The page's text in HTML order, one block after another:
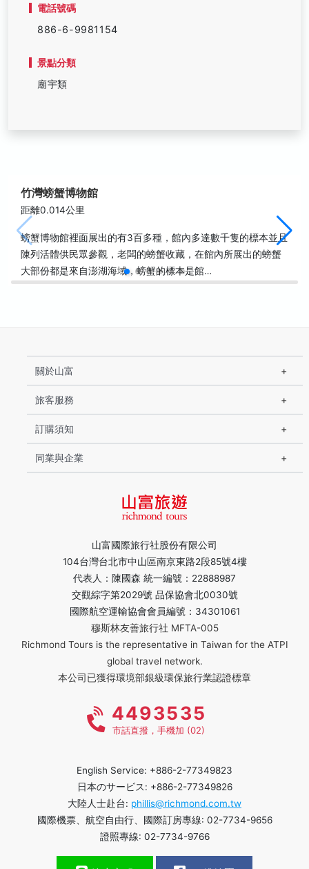
電話號碼
886-6-9981154
景點分類
廟宇類
竹灣螃蟹博物館
距離0.014公里
螃蟹博物館裡面展出的有3百多種，館內多達數千隻的標本並且
陳列活體供民眾參觀，老闆的螃蟹收藏，在館內所展出的螃蟹
大部份都是來自澎湖海域，螃蟹的標本是館…
山富國際旅行社股份有限公司
104台灣台北市中山區南京東路2段85號4樓
代表人：陳國森 統一編號：22888987
交觀綜字第2029號 品保協會北0030號
國際航空運輸協會會員編號：34301061
穆斯林友善旅行社 MFTA-005
Richmond Tours is the representative in Taiwan for the ATPI
global travel network.
本公司已獲得環境部銀級環保旅行業認證標章
關於山富
旅客服務
訂購須知
同業與企業
4493535
市話直撥，手機加 (02)
English Service: +886-2-77349823
日本のサービス: +886-2-77349826
大陸人士赴台: phillis@richmond.com.tw
國際機票、航空自由行、國際訂房專線: 02-7734-9656
證照專線: 02-7734-9766